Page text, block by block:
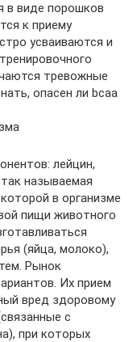
в виде порошков
к приему
усваиваются и
тревожные
опасен ли bcaa
лейцин,
называемая
в организме
пищи животного
(яйца, молоко),
Рынок
Их прием
вред здоровому
с
при которых